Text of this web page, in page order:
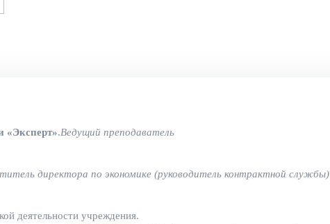
.Ведущий преподаватель
директора по экономике (руководитель контрактной службы)
деятельности учреждения.